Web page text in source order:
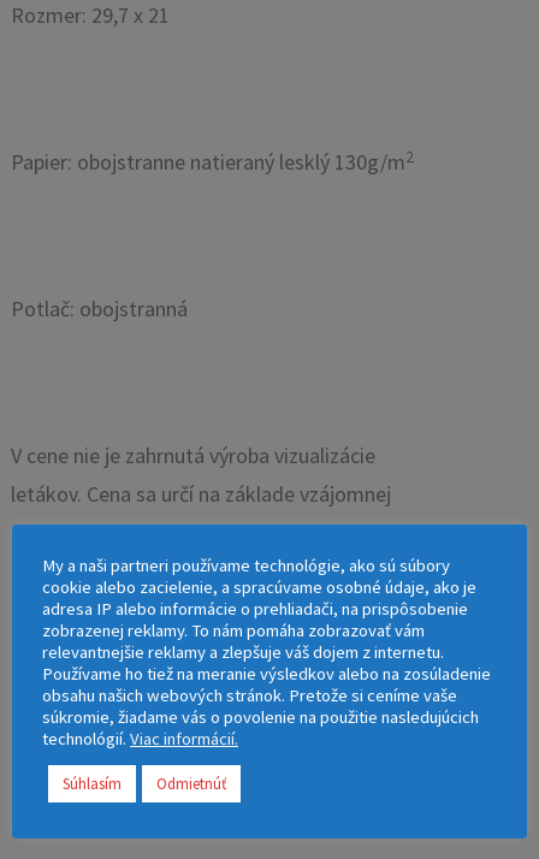
Rozmer: 29,7 x 21
Papier: obojstranne natieraný lesklý 130g/m2
Potlač: obojstranná
V cene nie je zahrnutá výroba vizualizácie
letákov. Cena sa určí na základe vzájomnej
dohody.
Pre pridanie do košíka je potrebné zvoliť počet
kusov.
My a naši partneri používame technológie, ako sú súbory
cookie alebo zacielenie, a spracúvame osobné údaje, ako je
adresa IP alebo informácie o prehliadači, na prispôsobenie
zobrazenej reklamy. To nám pomáha zobrazovať vám
relevantnejšie reklamy a zlepšuje váš dojem z internetu.
Používame ho tiež na meranie výsledkov alebo na zosúladenie
obsahu našich webových stránok. Pretože si ceníme vaše
súkromie, žiadame vás o povolenie na použitie nasledujúcich
technológií. Viac informácií.
Súhlasím Odmietnúť